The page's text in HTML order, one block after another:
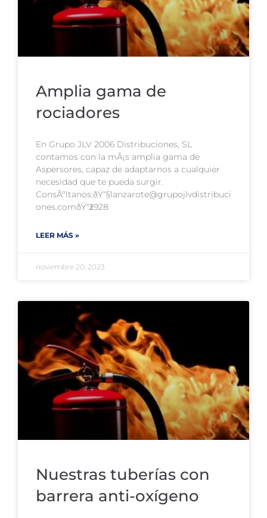
Amplia gama de
rociadores
En Grupo JLV 2006 Distribuciones, SL
contamos con la mÃ¡s amplia gama de
Aspersores, capaz de adaptarnos a cualquier
necesidad que te pueda surgir.
ConsÃºltanos:ðŸ“§lanzarote@grupojlvdistribuci
ones.comðŸ“ž928
LEER MÁS »
noviembre 20, 2023
Nuestras tuberí­as con
barrera anti-oxí­geno